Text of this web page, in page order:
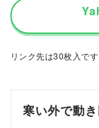
リンク先は30枚入です
寒い外で動